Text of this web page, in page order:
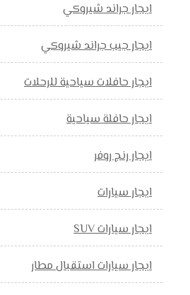
ايجار جراند شيروكي
ايجار جيب جراند شيروكي
ايجار حافلات سياحية للرحلات
ايجار حافلة سياحية
ايجار رنج روفر
ايجار سيارات
ايجار سيارات SUV
ايجار سيارات استقبال مطار